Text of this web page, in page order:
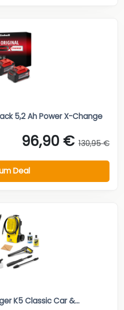
5,2 Ah Power X-Change
96,90 € 130,95 €
Deal
K5 Classic Car &...